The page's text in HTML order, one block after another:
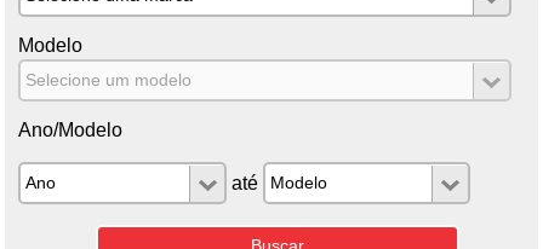
Modelo
Ano/Modelo
até